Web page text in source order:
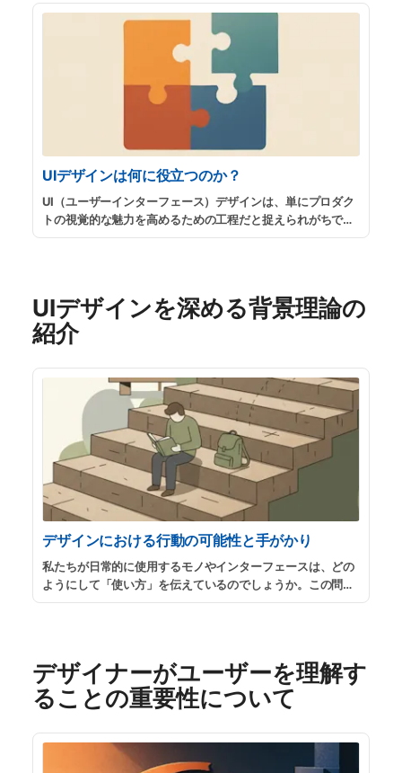
UIデザインは何に役立つのか？
UI（ユーザーインターフェース）デザインは、単にプロダク
トの視覚的な魅力を高めるための工程だと捉えられがちで
す。しかし、その本質はより深く、プロダクト開発プロセス
UIデザインを深める背景理論の
紹介
デザインにおける行動の可能性と手がかり
私たちが日常的に使用するモノやインターフェースは、どの
ようにして「使い方」を伝えているのでしょうか。この問い
に答えるための重要な概念が「アフォーダンス」と「シグニ
デザイナーがユーザーを理解す
ることの重要性について